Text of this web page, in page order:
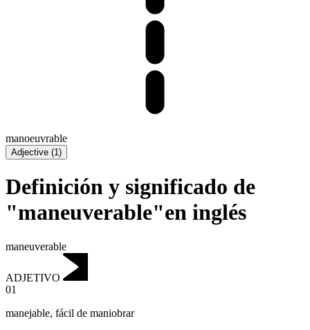
manoeuvrable
Adjective (1)
Definición y significado de
"maneuverable"en inglés
maneuverable
ADJETIVO
01
manejable, fácil de maniobrar